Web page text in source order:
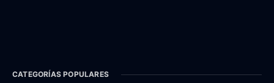
CATEGORÍAS POPULARES